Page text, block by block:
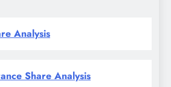
Analysis
Share Analysis